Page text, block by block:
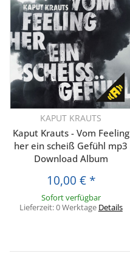
KAPUT KRAUTS
Kaput Krauts - Vom Feeling
her ein scheiß Gefühl mp3
Download Album
10,00 € *
Sofort verfügbar
Lieferzeit:0 Werktage Details